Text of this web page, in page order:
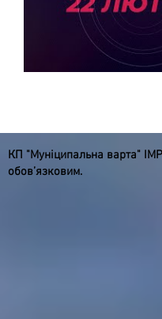
КП "Муніципальна варта"
обов’язковим.